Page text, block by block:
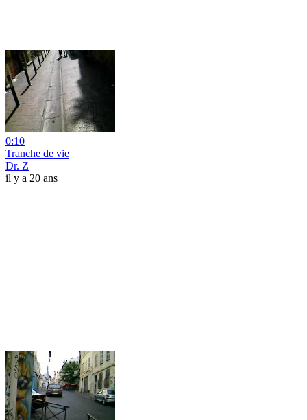
0:10
Tranche de vie
Dr. Z
il y a 20 ans